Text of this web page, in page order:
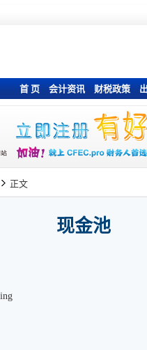
首 页 会计资讯 财税政策
正文
现金池